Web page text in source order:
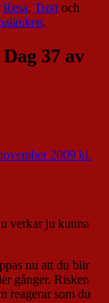
Resa, Tröttoch
.
37 av
2009 kl.
verkar ju kunna
nu att du blir
gånger. Risken
reagerar som du